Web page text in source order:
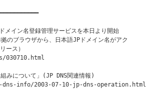
メイン名登録管理サービスを本日より開始
ブラウザから、日本語JPドメイン名がアク
ース）
みについて」(JP DNS関連情報)
info/2003-07-10-jp-dns-operation.html